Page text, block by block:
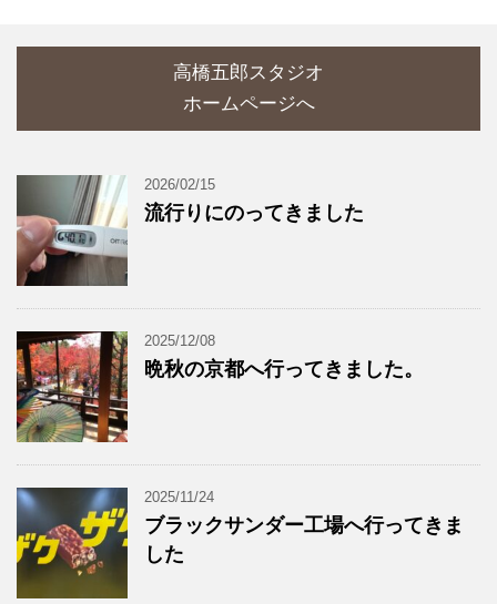
高橋五郎スタジオ
ホームページへ
2026/02/15
流行りにのってきました
2025/12/08
晩秋の京都へ行ってきました。
2025/11/24
ブラックサンダー工場へ行ってきま
した